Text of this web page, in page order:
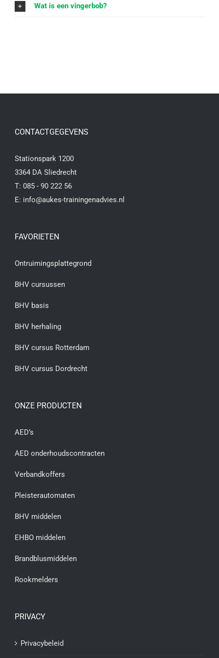
Wat is een vingerbob?
CONTACTGEGEVENS
Stationspark 1200
3364 DA Sliedrecht
T: 085 - 90 222 56
E: info@aukes-trainingenadvies.nl
FAVORIETEN
Ontruimingsplattegrond
BHV cursussen
BHV basis
BHV herhaling
BHV cursus Rotterdam
BHV cursus Dordrecht
ONZE PRODUCTEN
AED’s
AED onderhoudscontracten
Verbandkoffers
Pleisterautomaten
BHV middelen
EHBO middelen
Brandblusmiddelen
Rookmelders
PRIVACY
Privacybeleid